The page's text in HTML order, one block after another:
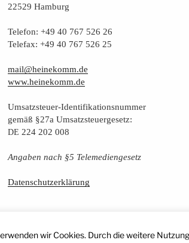
wir Cookies. Durch die weitere
22529 Hamburg
Tele­fon: +49 40 767 526 26
Tele­fax: +49 40 767 526 25
mail@heinekomm.de
www.heinekomm.de
Umsatz­steu­er-Iden­ti­fi­ka­ti­ons­num­mer
gemäß §27a Umsatzsteuergesetz:
DE 224 202 008
Anga­ben nach §5 Telemediengesetz
Daten­schutz­er­klä­rung